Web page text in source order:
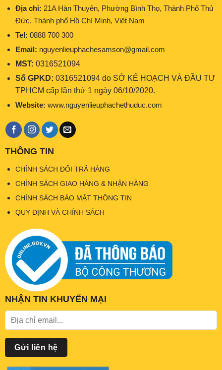
Địa chỉ: 21A Hàn Thuyên, Phường Bình Thọ, Thành Phố Thủ
Đức, Thành phố Hồ Chí Minh, Việt Nam
Tel: 0888 700 300
Email: nguyenlieuphachesamson@gmail.com
MST: 0316521094
Số GPKD: 0316521094 do SỞ KẾ HOẠCH VÀ ĐẦU TƯ
TPHCM cấp lần thứ 1 ngày 06/10/2020.
Website: www.nguyenlieuphachethuduc.com
THÔNG TIN
CHÍNH SÁCH ĐỔI TRẢ HÀNG
CHÍNH SÁCH GIAO HÀNG & NHẬN HÀNG
CHÍNH SÁCH BẢO MẬT THÔNG TIN
QUY ĐỊNH VÀ CHÍNH SÁCH
NHẬN TIN KHUYẾN MẠI